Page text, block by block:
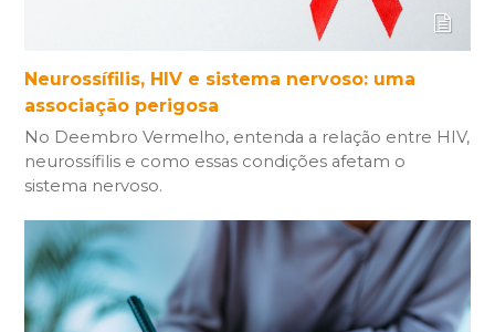
Neurossífilis, HIV e sistema nervoso: uma
associação perigosa
No Deembro Vermelho, entenda a relação entre HIV,
neurossífilis e como essas condições afetam o
sistema nervoso.